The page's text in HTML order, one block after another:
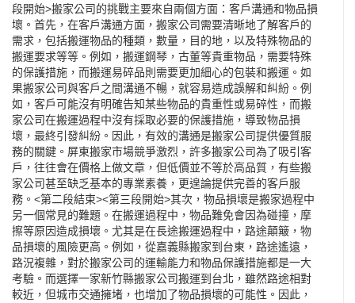
段開始>搬家公司的挑戰主要來自兩個方面：客戶溝通和物品損
壞。首先，在客戶溝通方面，搬家公司需要清晰地了解客戶的
需求，包括搬運物品的種類，數量，目的地，以及特殊物品的
搬運要求等等。例如，搬運鋼琴，古董等貴重物品，需要特殊
的保護措施，而搬運易碎品則需要更加細心的包裝和搬運。如
果搬家公司與客戶之間溝通不暢，就容易造成誤解和糾紛。例
如，客戶可能沒有明確告知某些物品的貴重性或易碎性，而搬
家公司在搬運過程中沒有採取必要的保護措施，導致物品損
壞，最終引發糾紛。因此，有效的溝通是搬家公司提供優質服
務的關鍵。屏東搬家市場競爭激烈，許多搬家公司為了吸引客
戶，往往會在價格上做文章，但低價並不等於高品質，有些搬
家公司甚至缺乏基本的專業素養，更遑論提供完善的客戶服
務。<第二段結束><第三段開始>其次，物品損壞是搬家過程中
另一個常見的難題。在搬運過程中，物品難免會因為碰撞，摩
擦等原因造成損壞。尤其是在長途搬運過程中，路途顛簸，物
品損壞的風險更高。例如，從嘉義縣搬家到台東，路途遙遠，
路況複雜，對於搬家公司的運輸能力和物品保護措施都是一大
考驗。而選擇一家新竹縣搬家公司搬運到台北，雖然路途相對
較近，但城市交通擁堵，也增加了物品損壞的可能性。因此，